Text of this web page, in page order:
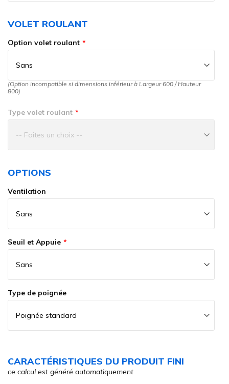
VOLET ROULANT
Option volet roulant
(Option incompatible si dimensions inférieur à Largeur 600 / Hauteur
800)
Type volet roulant
OPTIONS
Ventilation
Seuil et Appuie
Type de poignée
CARACTÉRISTIQUES DU PRODUIT FINI
ce calcul est généré automatiquement